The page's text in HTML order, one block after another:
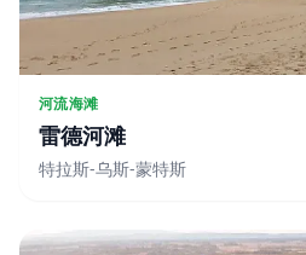
河流海滩
雷德河滩
特拉斯-乌斯-蒙特斯